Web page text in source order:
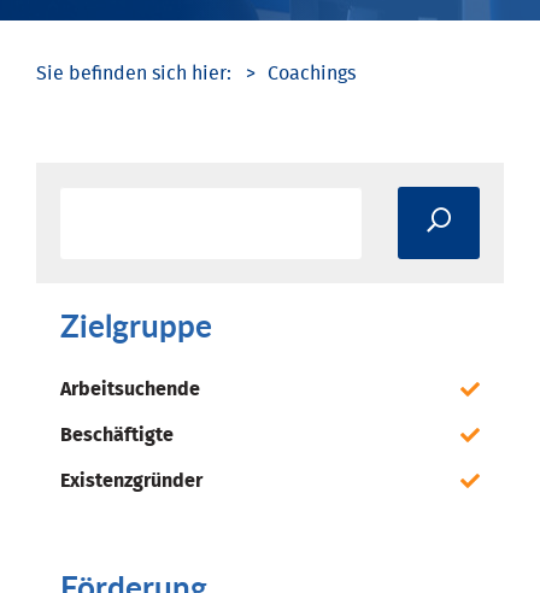
Coachings
Zielgruppe
Arbeitsuchende
Beschäftigte
Existenzgründer